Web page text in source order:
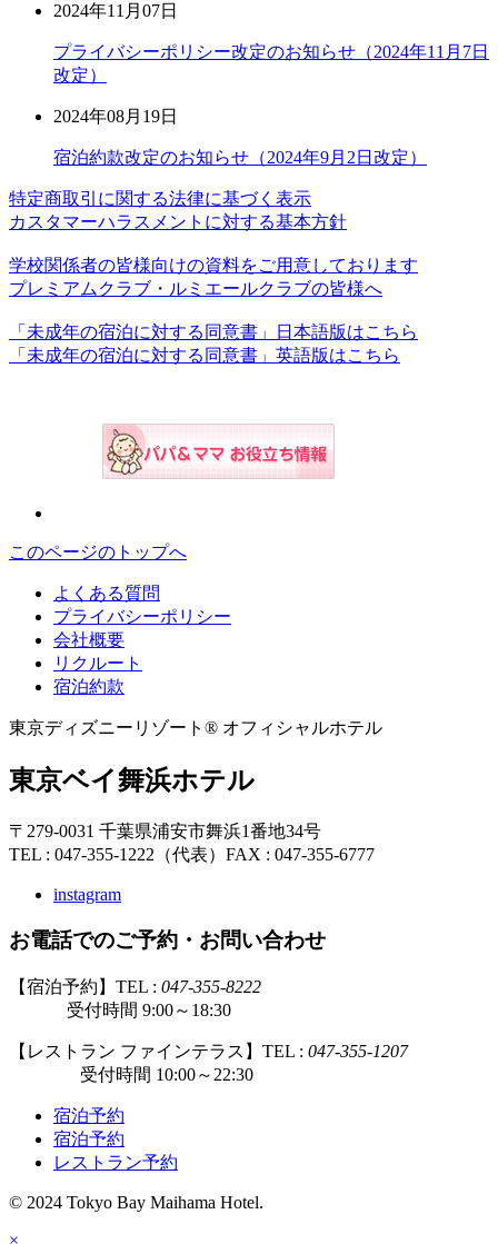
2024年11月07日
プライバシーポリシー改定のお知らせ（2024年11月7日
改定）
2024年08月19日
宿泊約款改定のお知らせ（2024年9月2日改定）
特定商取引に関する法律に基づく表示
カスタマーハラスメントに対する基本方針
学校関係者の皆様向けの資料をご用意しております
プレミアムクラブ・ルミエールクラブの皆様へ
「未成年の宿泊に対する同意書」日本語版はこちら
「未成年の宿泊に対する同意書」英語版はこちら
このページのトップへ
よくある質問
プライバシーポリシー
会社概要
リクルート
宿泊約款
東京ディズニーリゾート® オフィシャルホテル
東京ベイ舞浜ホテル
〒279-0031 千葉県浦安市舞浜1番地34号
TEL : 047-355-1222（代表） FAX : 047-355-6777
instagram
お電話でのご予約・お問い合わせ
【宿泊予約】TEL : 047-355-8222
受付時間 9:00～18:30
【レストラン ファインテラス】TEL : 047-355-1207
受付時間 10:00～22:30
宿泊予約
宿泊予約
レストラン予約
© 2024 Tokyo Bay Maihama Hotel.
×